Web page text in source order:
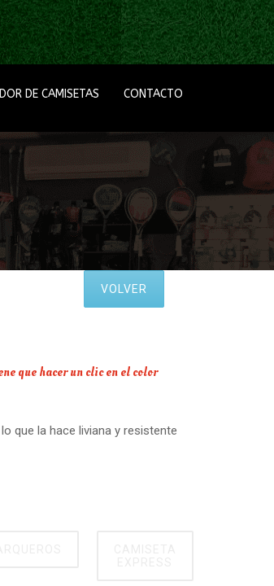
DE CAMISETAS CONTACTO
VOLVER
que hacer un clic en el color
que la hace liviana y resistente